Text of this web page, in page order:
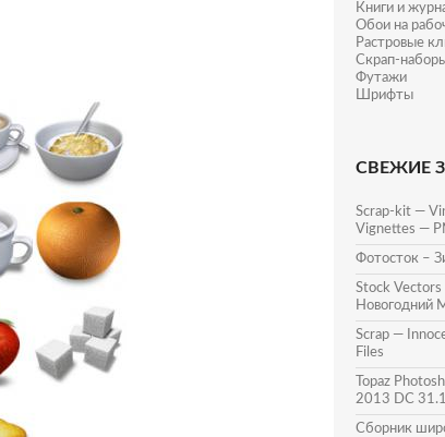
Книги и
Обои на
Растровые
Скрап-
Футажи
Шрифты
СВЕЖИЕ
Scrap-kit —
Vignettes —
Фотосток –
Stock Vectors
Новогодний
Scrap —
Files
Topaz
2013 DC
Сборник